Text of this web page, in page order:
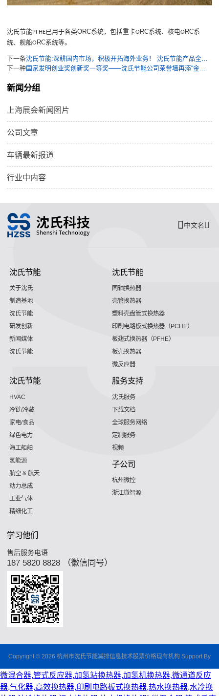
沈氏节能PFHE已用于各类ORC系统，包括重卡O RC系统、核电O RC系
统、舰船O RC系统等。
下一条
沈氏节能:深耕国内市场，积极开拓海外业务！ 沈氏节能产品全球化战略步履不停
下一种
国家发明创业奖创新奖一等奖——沈氏节能公司荣誉墙再添“金字招牌”
新闻分组
上海展会新闻图片
公司文章
车辆最新报道
行业中内容
中文名
沈氏节能
关于沈氏
制造基地
沈氏节能
研发创新
新闻媒体
沈氏节能
沈氏节能
同轴换热器
壳管换热器
塑料壳盘管式换热器
印刷电路板式换热器（PCHE）
板翅式换热器（PFHE）
板壳换热器
微反应器
沈氏节能
HVAC
冷链/冷藏
家电/食品
绿色电力
海工船舶
氢能源
航空 & 航天
动力总成
工业气体
精细化工
服务支持
沈氏服务
下载文档
全球服务网络
定制服务
视频
子公司
杭州微控
浙江微智源
学习他们
售后服务电语
187 5820 8828 （徽信同号）
Copyright © 2026 杭州市沈氏节能减排信息技术股票价格现有机构 Support By
微混合器,管式反应器,加氢站换热器,加氢机换热器,微通道反应
器,气化器,高效换热器,印刷电路板式换热器,热水换热器,水冷换